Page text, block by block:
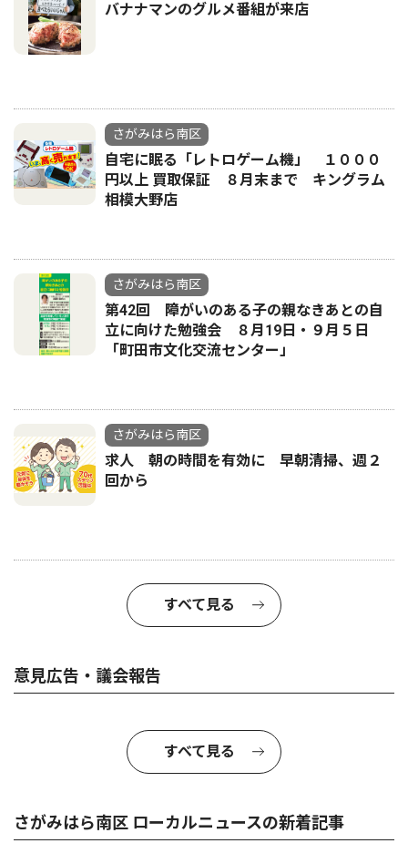
バナナマンのグルメ番組が来店
さがみはら南区
自宅に眠る「レトロゲーム機」 １０００
円以上 買取保証 ８月末まで キングラム
相模大野店
さがみはら南区
第42回 障がいのある子の親なきあとの自
立に向けた勉強会 ８月19日・９月５日
「町田市文化交流センター」
さがみはら南区
求人 朝の時間を有効に 早朝清掃、週２
回から
すべて見る
意見広告・議会報告
すべて見る
さがみはら南区 ローカルニュースの新着記事